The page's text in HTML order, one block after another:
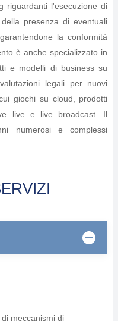
riguardanti l'esecuzione di
presenza di eventuali
la conformità
è anche specializzato in
e modelli di business su
legali per nuovi
giochi su cloud, prodotti
live e live broadcast. Il
numerosi e complessi
meccanismi di